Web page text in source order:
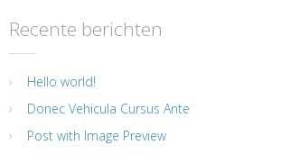
Recente berichten
Hello world!
Donec Vehicula Cursus Ante
Post with Image Preview